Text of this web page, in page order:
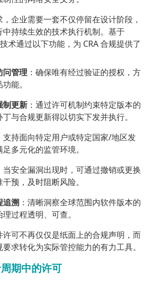
企业需要一套不仅停留在设计阶段，
持续生效的技术执行机制。基于
术通过以下功能，为 CRA 合规提供了
问管理 ：确保唯有经过验证的授权，方
能。
制更新 ：通过许可机制约束特定版本的
与合规更新得以切实下发并执行。
支持面向特定用户或特定国家/地区发
多元化的监管环境。
当安全漏洞出现时，可通过撤销或更换
预，及时阻断风险。
追溯 ：清晰洞察全球范围内软件版本的
过程透明、可查。
可不再仅仅是纸面上的合规声明，而
求转化为实际管控能力的有力工具。
期中的许可